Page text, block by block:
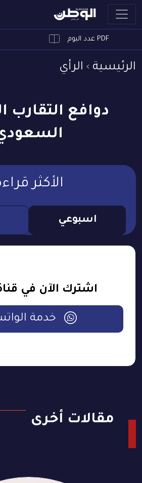
PDF عدد اليوم
الرئيسية الرأي
دوافع التقارب
الأكثر
اسبوعي
اشترك الآن في
خدمة
مقالات أخرى